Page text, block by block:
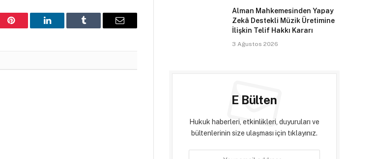
Pinterest LinkedIn Tumblr Email
Alman Mahkemesinden Yapay
Zekâ Destekli Müzik Üretimine
İlişkin Telif Hakkı Kararı
3 Ağustos 2026
E Bülten
Hukuk haberleri, etkinlikleri, duyuruları ve
bültenlerinin size ulaşması için tıklayınız.